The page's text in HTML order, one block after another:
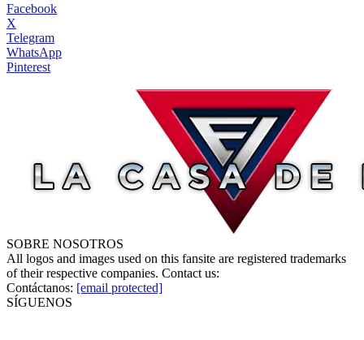
Facebook
X
Telegram
WhatsApp
Pinterest
SOBRE NOSOTROS
All logos and images used on this fansite are registered trademarks
of their respective companies. Contact us:
Contáctanos: [email protected]
SÍGUENOS